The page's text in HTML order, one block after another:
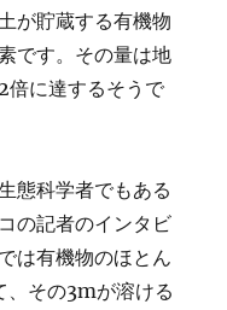
が貯蔵する有機物
です。その量は地
倍に達するそうで
態科学者でもある
の記者のインタビ
は有機物のほとん
、その3mが溶ける